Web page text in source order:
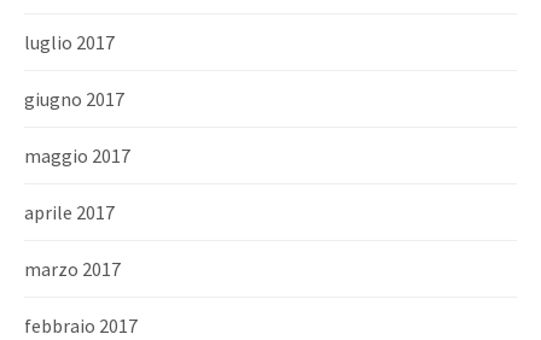
luglio 2017
giugno 2017
maggio 2017
aprile 2017
marzo 2017
febbraio 2017